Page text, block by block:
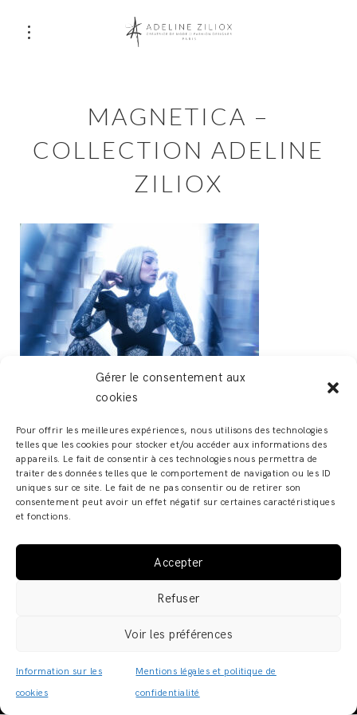
Gérer le consentement aux
cookies
Pour offrir les meilleures expériences, nous utilisons des technologies
telles que les cookies pour stocker et/ou accéder aux informations des
appareils. Le fait de consentir à ces technologies nous permettra de
traiter des données telles que le comportement de navigation ou les ID
uniques sur ce site. Le fait de ne pas consentir ou de retirer son
consentement peut avoir un effet négatif sur certaines caractéristiques
et fonctions.
Accepter
Refuser
Voir les préférences
Information sur les
cookies
Mentions légales et politique de
confidentialité
MAGNETICA –
COLLECTION ADELINE
ZILIOX
© 2019 · ADELINE ZILIOX · MENTIONS LÉGALES /
POLITIQUE DE CONFIDENTIALITÉ